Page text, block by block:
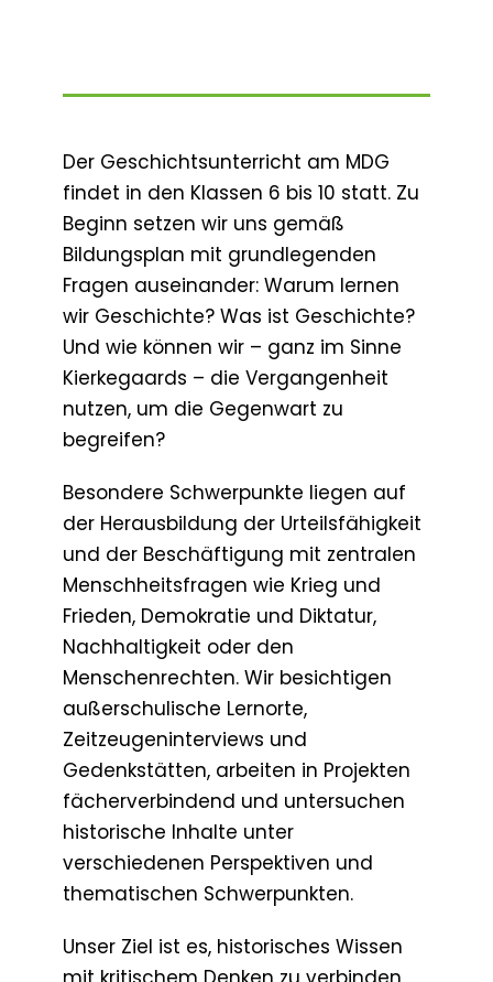
Der Geschichtsunterricht am MDG
findet in den Klassen 6 bis 10 statt. Zu
Beginn setzen wir uns gemäß
Bildungsplan mit grundlegenden
Fragen auseinander: Warum lernen
wir Geschichte? Was ist Geschichte?
Und wie können wir – ganz im Sinne
Kierkegaards – die Vergangenheit
nutzen, um die Gegenwart zu
begreifen?
Besondere Schwerpunkte liegen auf
der Herausbildung der Urteilsfähigkeit
und der Beschäftigung mit zentralen
Menschheitsfragen wie Krieg und
Frieden, Demokratie und Diktatur,
Nachhaltigkeit oder den
Menschenrechten. Wir besichtigen
außerschulische Lernorte,
Zeitzeugeninterviews und
Gedenkstätten, arbeiten in Projekten
fächerverbindend und untersuchen
historische Inhalte unter
verschiedenen Perspektiven und
thematischen Schwerpunkten.
Unser Ziel ist es, historisches Wissen